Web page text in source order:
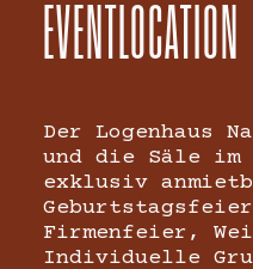
EVENTLOCATION
Der Logenhaus
und die Säle im
exklusiv
Firmenfeier,
Individuelle